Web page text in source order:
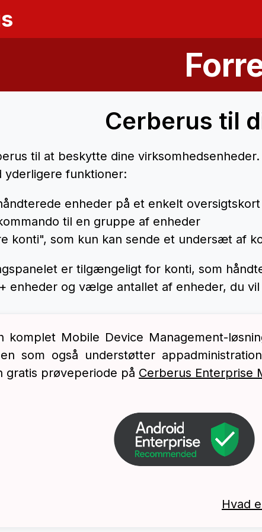
Cerberus til
til at beskytte dine
yderligere funktioner:
enheder på et enkelt oversigtskort
til en gruppe af enheder
konti", som kun kan sende et undersæt af
er tilgængeligt for konti, som
enheder og vælge antallet af enheder, du
komplet Mobile Device Management-
som også understøtter
gratis prøveperiode på Cerberus Enterprise
Hvad